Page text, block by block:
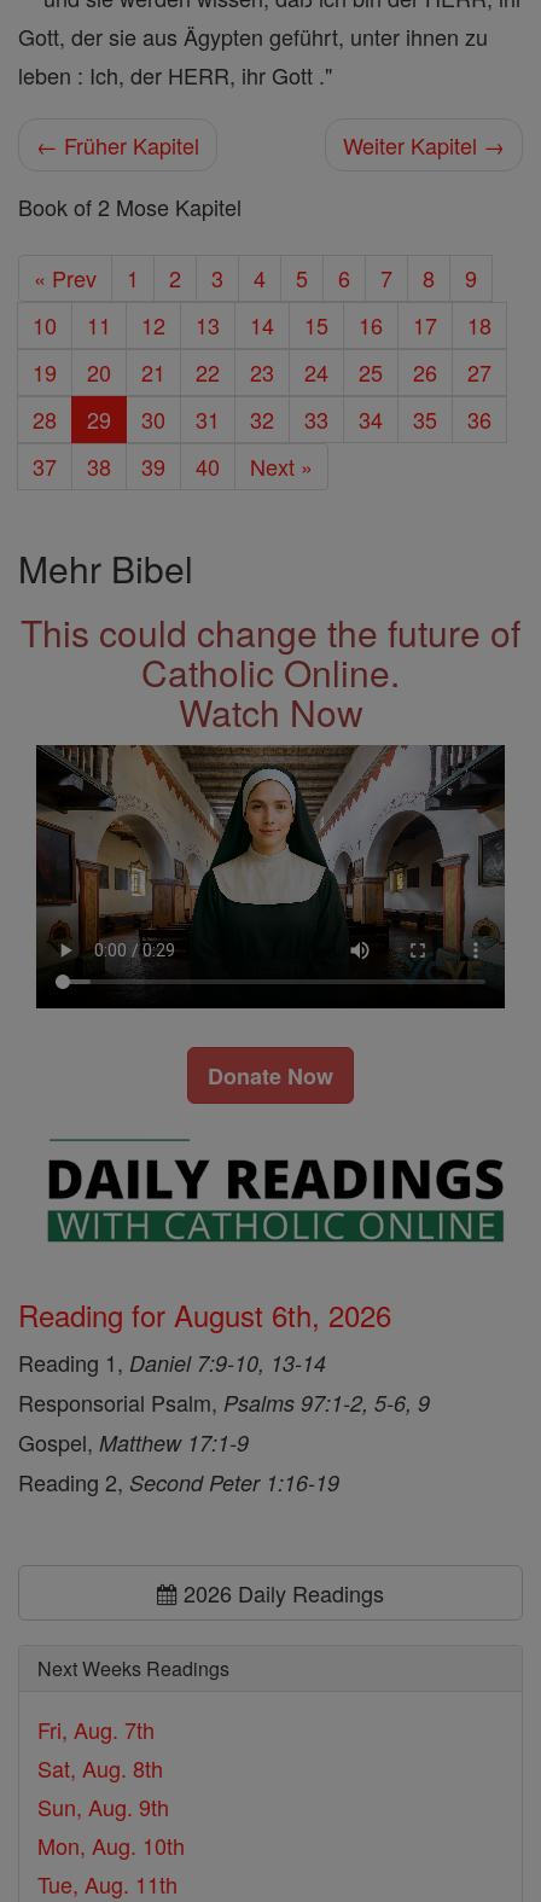
Gott, der sie aus Ägypten geführt, unter ihnen zu
leben : Ich, der HERR, ihr Gott ."
← Früher Kapitel
Weiter Kapitel →
Book of 2 Mose Kapitel
« Prev 1 2 3 4 5 6 7 8
9
10
11 12 13 14 15 16 17
18
19
20 21 22 23 24 25 26
27
28
29 30 31 32 33 34 35
36
37
38 39 40 Next »
Mehr Bibel
This could change the future of
Catholic Online.
Watch Now
Donate Now
Reading for August 6th, 2026
Reading 1, Daniel 7:9-10, 13-14
Responsorial Psalm, Psalms 97:1-2, 5-6, 9
Gospel, Matthew 17:1-9
Reading 2, Second Peter 1:16-19
2026 Daily Readings
Next Weeks Readings
Fri, Aug. 7th
Sat, Aug. 8th
Sun, Aug. 9th
Mon, Aug. 10th
Tue, Aug. 11th